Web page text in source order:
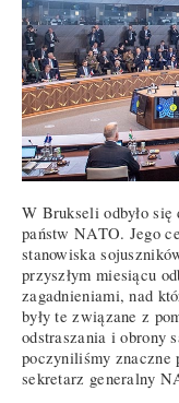
W Brukseli odbyło
państw NATO. Jego
stanowiska
przyszłym miesiącu
zagadnieniami, nad
były te związane z
odstraszania i obrony
poczyniliśmy znaczne
sekretarz generalny